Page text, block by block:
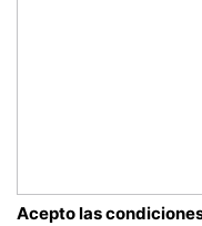
Acepto las